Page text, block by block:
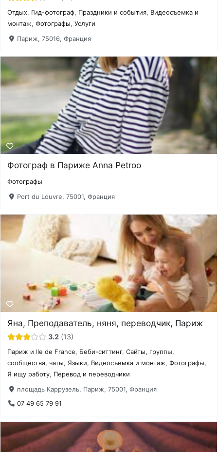
Отдых, Гид-фотограф, Праздники и события, Видеосъемка и
монтаж,Фотографы,Услуги
Париж, 75016, Франция
Фотограф в Париже Anna Petroo
Фотографы
Port du Louvre, 75001, Франция
Яна, Преподаватель, няня, переводчик, Париж
3.2 13
Париж и Ile de France, Беби-ситтинг,Сайты, группы,
сообщества, чаты, Языки, Видеосъемка и монтаж,Фотографы,
Я ищу работу, Перевод и переводчики
площадь Каррузель, Париж, 75001, Франция
07 49 65 79 91